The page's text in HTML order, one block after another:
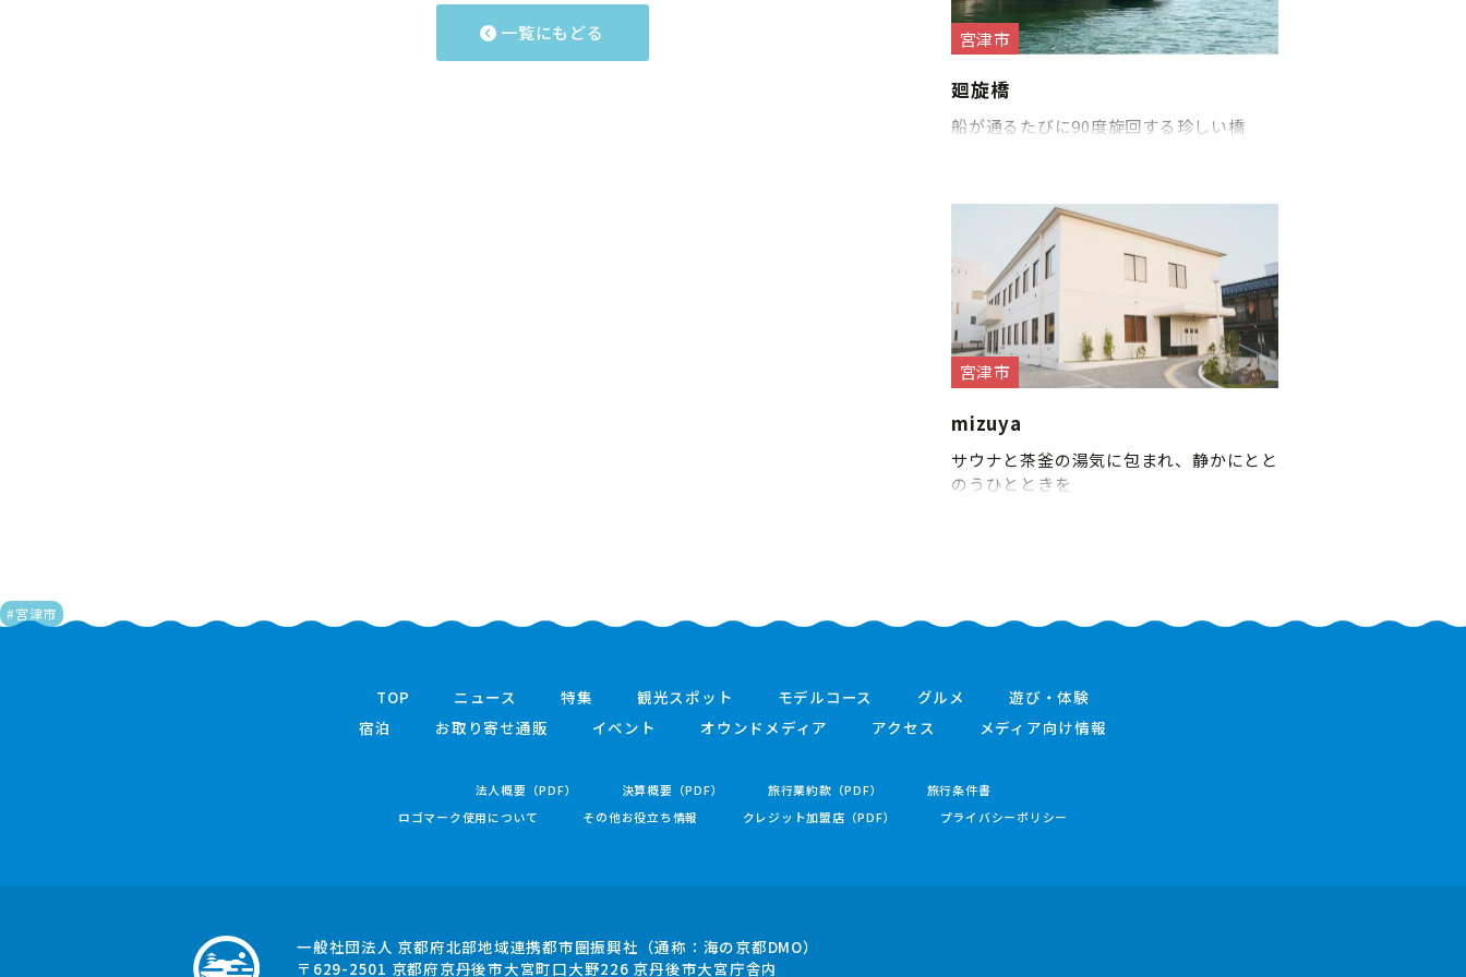
#宮津市
一覧にもどる 宮津市
廻旋橋
船が通るたびに90度旋回する珍しい橋
宮津市
mizuya
サウナと茶釜の湯気に包まれ、静かにとと
のうひとときを
TOP ニュース 特集 観光スポット モデルコース グルメ
遊び・体験
宿泊
お取り寄せ通販 イベント オウンドメディア アクセス メディア向け情報
法人概要（PDF） 決算概要（PDF） 旅行業約款（PDF）
旅行条件書
ロゴマーク使用について
その他お役立ち情報 クレジット加盟店（PDF） プライバシーポリシー
一般社団法人 京都府北部地域連携都市圏振興社 （通称：海の京都DMO）
〒629-2501 京都府京丹後市大宮町口大野226 京丹後市大宮庁舎内